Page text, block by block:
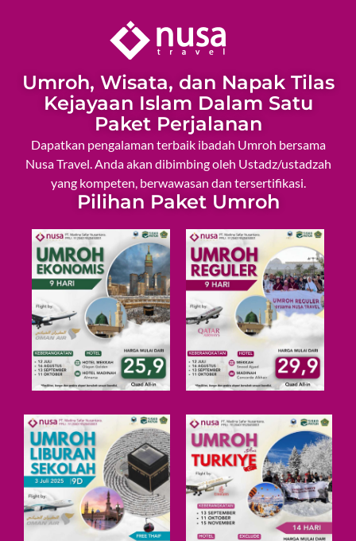
Umroh, Wisata, dan Napak Tilas
Kejayaan Islam Dalam Satu
Paket Perjalanan
Dapatkan pengalaman terbaik ibadah Umroh bersama
Nusa Travel. Anda akan dibimbing oleh Ustadz/ustadzah
yang kompeten, berwawasan dan tersertifikasi.
Pilihan Paket Umroh